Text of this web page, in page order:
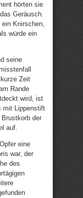
hörten sie
Geräusch.
ein Knirschen,
würde ein
seine
Zeit
Rande
wird, ist
mit Lippenstift
der
auf.
eine
war, der
des